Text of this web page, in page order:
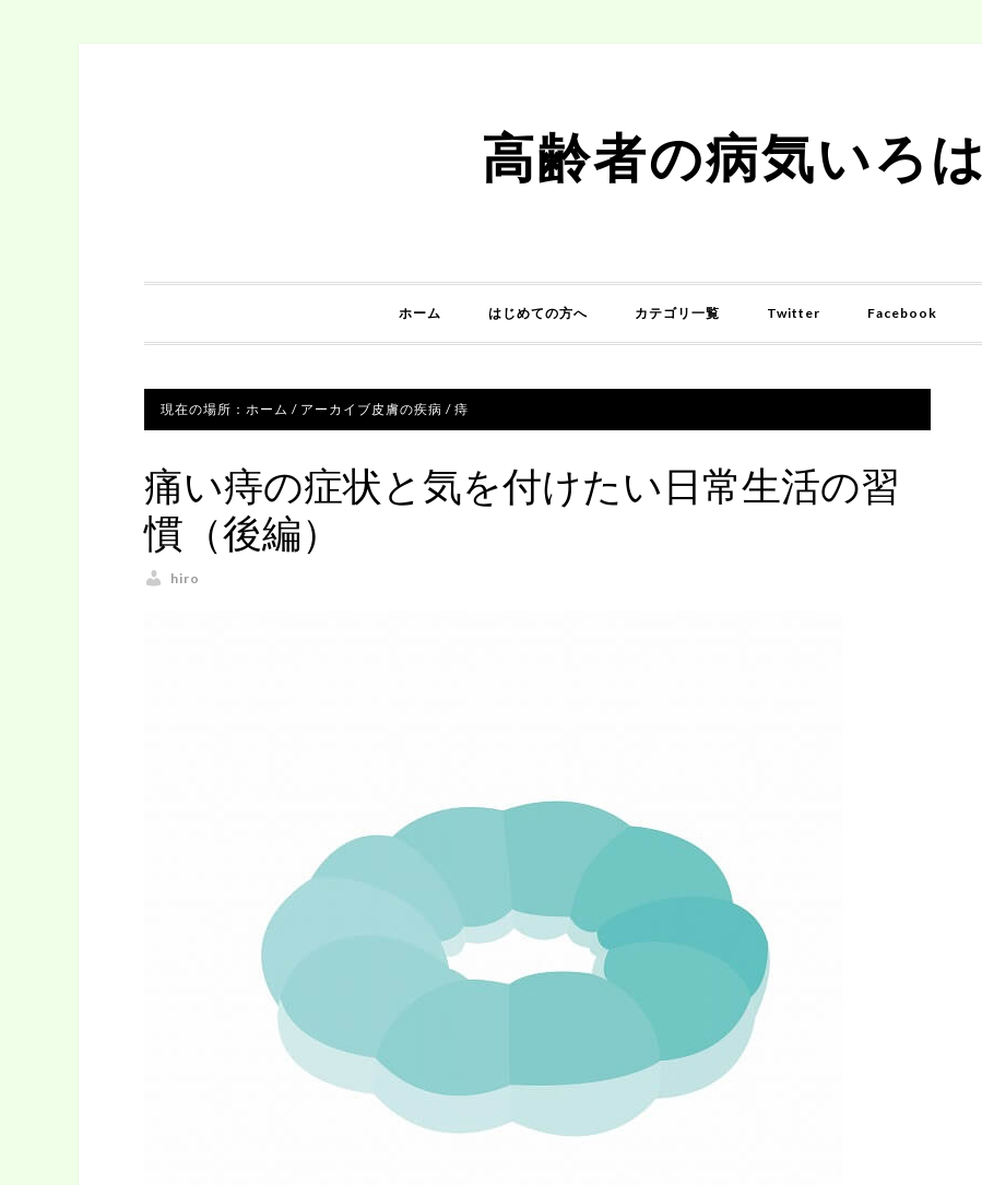
高齢者の病気いろは
ホーム はじめての方へ カテゴリ一覧 Twitter Facebook
現在の場所： ホーム / アーカイブ皮膚の疾病 / 痔
痛い痔の症状と気を付けたい日常生活の習
慣（後編）
hiro